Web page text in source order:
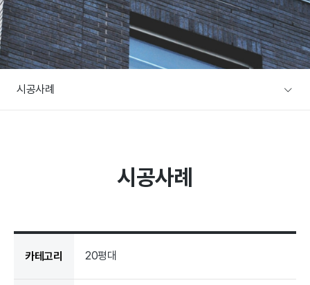
자재품질
오시는 길
주택전시장
설계사례
상담문의
건축문의
A/S문의
공지사항
시공사례
시공사례
카테고리 20평대